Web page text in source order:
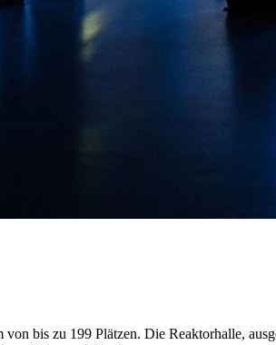
bis zu 199 Plätzen. Die Reaktorhalle,